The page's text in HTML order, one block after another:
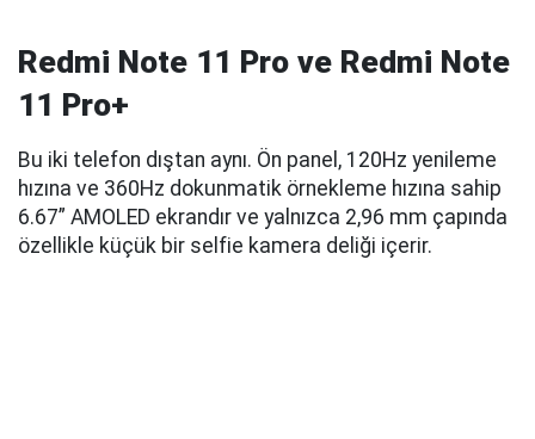
Redmi Note 11 Pro ve Redmi Note
11 Pro+
Bu iki telefon dıştan aynı. Ön panel, 120Hz yenileme
hızına ve 360Hz dokunmatik örnekleme hızına sahip
6.67” AMOLED ekrandır ve yalnızca 2,96 mm çapında
özellikle küçük bir selfie kamera deliği içerir.